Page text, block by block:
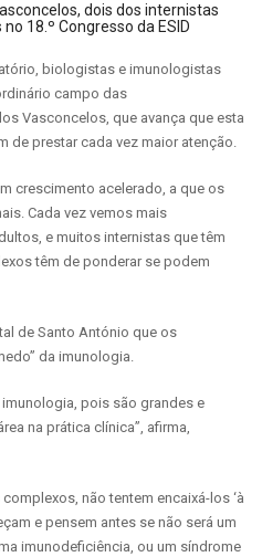
dois dos internistas
18.º Congresso da ESID
biologistas e imunologistas
campo das
Vasconcelos, que avança que esta
de prestar cada vez maior atenção.
crescimento acelerado, a que os
Cada vez vemos mais
e muitos internistas que têm
têm de ponderar se podem
de Santo António que os
da imunologia.
imunologia, pois são grandes e
na prática clínica”, afirma,
não tentem encaixá-los ‘à
e pensem antes se não será um
imunodeficiência, ou um síndrome